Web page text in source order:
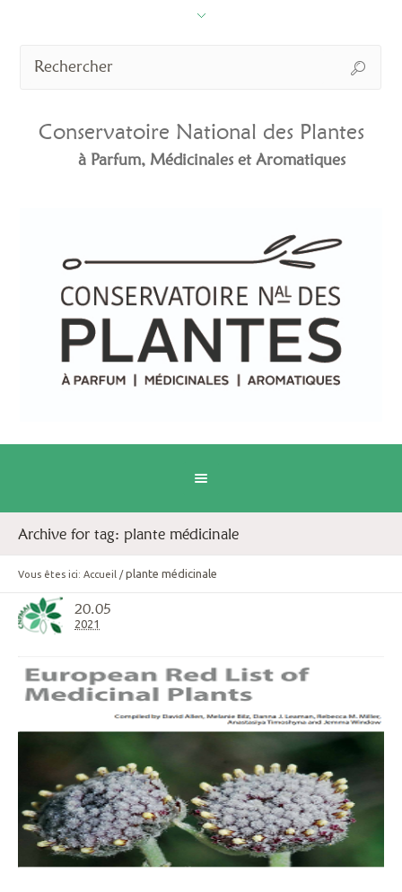
Conservatoire National des Plantes
à Parfum, Médicinales et Aromatiques
Archive for tag: plante médicinale
Vous êtes ici: Accueil / plante médicinale
20.05
2021